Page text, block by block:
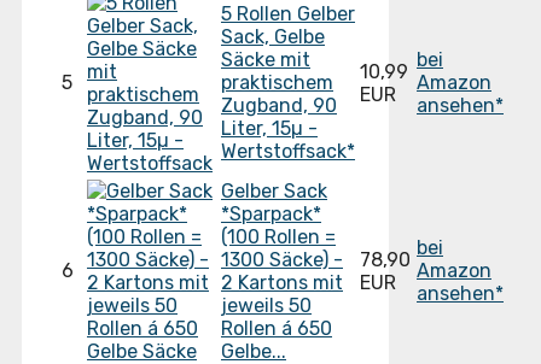
5
5 Rollen Gelber
Sack, Gelbe
Säcke mit
praktischem
Zugband, 90
Liter, 15µ -
Wertstoffsack*
10,99
EUR
bei
Amazon
ansehen*
6
Gelber Sack
*Sparpack*
(100 Rollen =
1300 Säcke) -
2 Kartons mit
jeweils 50
Rollen á 650
Gelbe...
78,90
EUR
bei
Amazon
ansehen*